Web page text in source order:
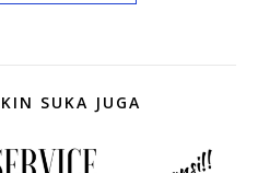
SUKA JUGA